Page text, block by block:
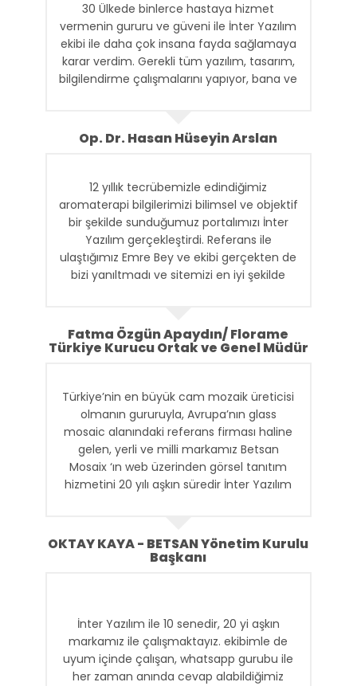
30 Ülkede binlerce hastaya hizmet
vermenin gururu ve güveni ile İnter Yazılım
ekibi ile daha çok insana fayda sağlamaya
karar verdim. Gerekli tüm yazılım, tasarım,
bilgilendirme çalışmalarını yapıyor, bana ve
Op. Dr. Hasan Hüseyin Arslan
12 yıllık tecrübemizle edindiğimiz
aromaterapi bilgilerimizi bilimsel ve objektif
bir şekilde sunduğumuz portalımızı İnter
Yazılım gerçekleştirdi. Referans ile
ulaştığımız Emre Bey ve ekibi gerçekten de
bizi yanıltmadı ve sitemizi en iyi şekilde
diliyorum.
Fatma Özgün Apaydın/ Florame
Türkiye Kurucu Ortak ve Genel Müdür
Türkiye’nin en büyük cam mozaik üreticisi
olmanın gururuyla, Avrupa’nın glass
mosaic alanındaki referans firması haline
gelen, yerli ve milli markamız Betsan
Mosaix ‘ın web üzerinden görsel tanıtım
hizmetini 20 yılı aşkın süredir İnter Yazılım
Betsan olarak; hizmette süreklilik, detaylı
düşünebilme, anında iletişim gibi konulara
sağlayan İnter Yazılım ile uzun süren
işbirliğimizin en önemli nedeni bu niteliklere
sahip olmalarıdır.
OKTAY KAYA - BETSAN Yönetim Kurulu
Başkanı
İnter Yazılım ile 10 senedir, 20 yi aşkın
markamız ile çalışmaktayız. ekibimle de
uyum içinde çalışan, whatsapp gurubu ile
her zaman anında cevap alabildiğimiz